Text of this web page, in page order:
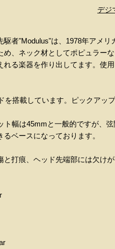
デジ
駆者"Modulus"は、1978年アメ
め、ネック材としてポピュラー
れる楽器を作り出してます。使
を搭載しています。ピックアッ
ト幅は45mmと一般的ですが、
ベースになっております。
と打痕、ヘッド先端部には欠け